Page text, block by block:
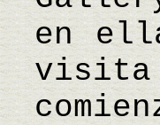
en
visita